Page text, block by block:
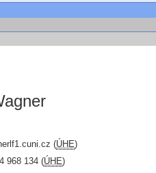
lf1.cuni.cz(ÚHE
968 134 (ÚHE)